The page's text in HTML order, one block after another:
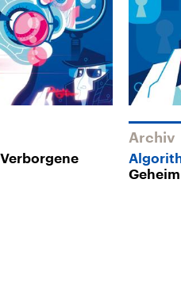
Verborgene
Archiv